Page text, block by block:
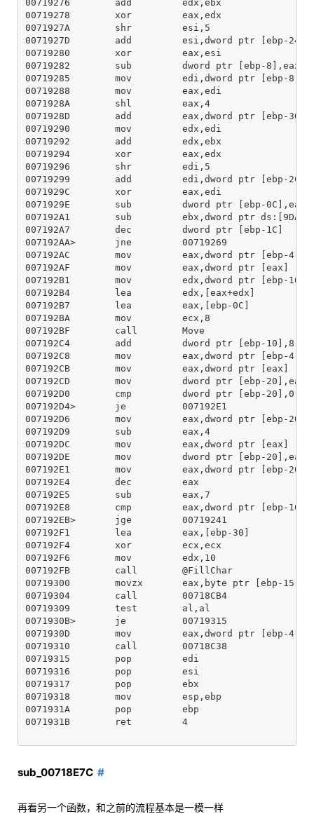
00719276        add         edx,ebx
00719278        xor         eax,edx
0071927A        shr         esi,5
0071927D        add         esi,dword ptr [ebp-24]
00719280        xor         eax,esi
00719282        sub         dword ptr [ebp-8],eax
00719285        mov         edi,dword ptr [ebp-8]
00719288        mov         eax,edi
0071928A        shl         eax,4
0071928D        add         eax,dword ptr [ebp-30]
00719290        mov         edx,edi
00719292        add         edx,ebx
00719294        xor         eax,edx
00719296        shr         edi,5
00719299        add         edi,dword ptr [ebp-2C]
0071929C        xor         eax,edi
0071929E        sub         dword ptr [ebp-0C],eax
007192A1        sub         ebx,dword ptr
007192A7        dec         dword ptr [ebp-1C]
007192AA>       jne         00719269
007192AC        mov         eax,dword ptr [ebp-4]
007192AF        mov         eax,dword ptr [eax]
007192B1        mov         edx,dword ptr [ebp-10]
007192B4        lea         edx,[eax+edx]
007192B7        lea         eax,[ebp-0C]
007192BA        mov         ecx,8
007192BF        call        Move
007192C4        add         dword ptr [ebp-10],8
007192C8        mov         eax,dword ptr [ebp-4]
007192CB        mov         eax,dword ptr [eax]
007192CD        mov         dword ptr [ebp-20],eax
007192D0        cmp         dword ptr [ebp-20],0
007192D4>       je          007192E1
007192D6        mov         eax,dword ptr [ebp-20]
007192D9        sub         eax,4
007192DC        mov         eax,dword ptr [eax]
007192DE        mov         dword ptr [ebp-20],eax
007192E1        mov         eax,dword ptr [ebp-20]
007192E4        dec         eax
007192E5        sub         eax,7
007192E8        cmp         eax,dword ptr [ebp-10]
007192EB>       jge         00719241
007192F1        lea         eax,[ebp-30]
007192F4        xor         ecx,ecx
007192F6        mov         edx,10
007192FB        call        @FillChar
00719300        movzx       eax,byte ptr [ebp-15]
00719304        call        00718CB4
00719309        test        al,al
0071930B>       je          00719315
0071930D        mov         eax,dword ptr [ebp-4]
00719310        call        00718C38
00719315        pop         edi
00719316        pop         esi
00719317        pop         ebx
00719318        mov         esp,ebp
0071931A        pop         ebp
0071931B        ret         4
sub_00718E7C
再看另一个函数，和之前的流程基本是一模一样